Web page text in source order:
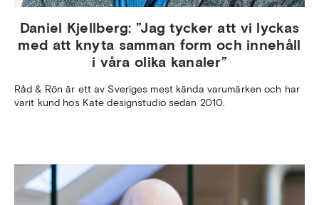
Daniel Kjellberg: ”Jag tycker att vi lyckas
med att knyta samman form och innehåll
i våra olika kanaler”
Råd & Rön är ett av Sveriges mest kända varumärken och har
varit kund hos Kate designstudio sedan 2010.